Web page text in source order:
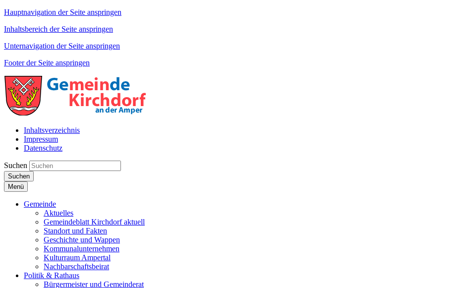
Hauptnavigation der Seite anspringen
Inhaltsbereich der Seite anspringen
Unternavigation der Seite anspringen
Footer der Seite anspringen
Inhaltsverzeichnis
Impressum
Datenschutz
Suchen
Suchen
Menü
Gemeinde
Aktuelles
Gemeindeblatt Kirchdorf aktuell
Standort und Fakten
Geschichte und Wappen
Kommunalunternehmen
Kulturraum Ampertal
Nachbarschaftsbeirat
Politik & Rathaus
Bürgermeister und Gemeinderat